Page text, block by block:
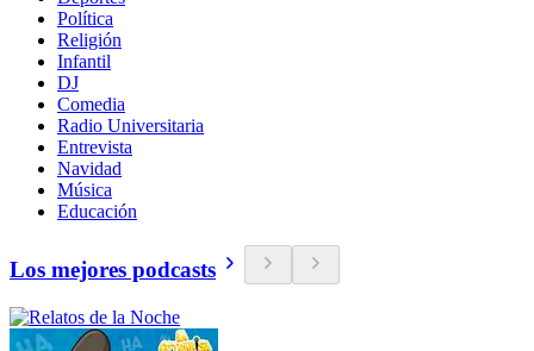
Política
Religión
Infantil
DJ
Comedia
Radio Universitaria
Entrevista
Navidad
Música
Educación
Los mejores podcasts